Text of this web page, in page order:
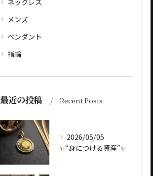
メンズ
ペンダント
指輪
最近の投稿 Recent Posts
2026/05/05
✨“身につける資産”✨